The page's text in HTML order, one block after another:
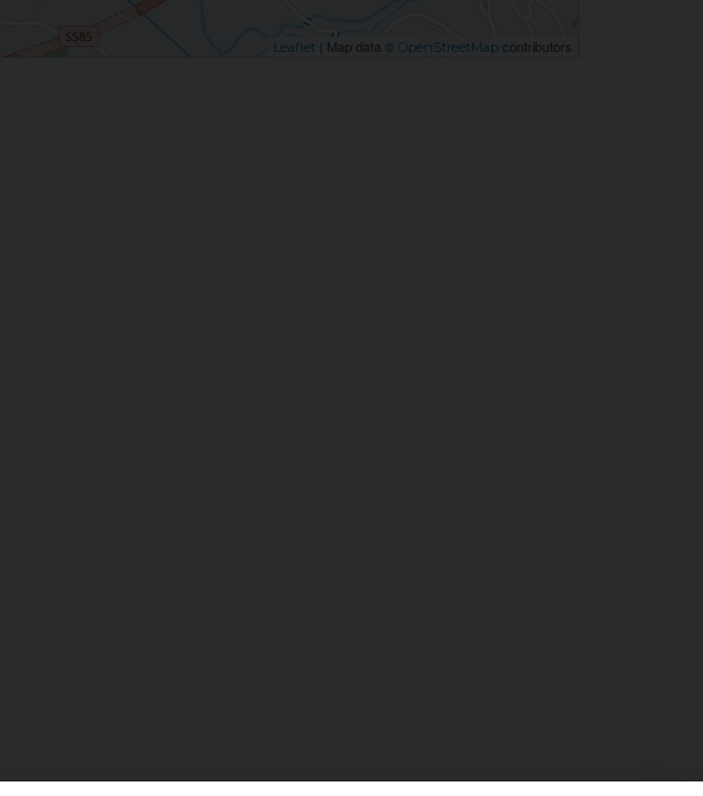
Leaflet | Map data © OpenStreetMap contributors